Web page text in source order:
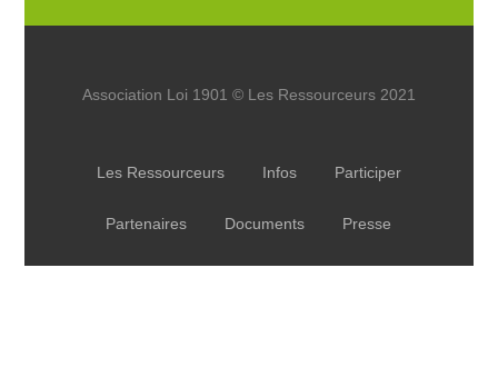
Association Loi 1901 © Les Ressourceurs 2021
Les Ressourceurs Infos Participer
Partenaires Documents Presse